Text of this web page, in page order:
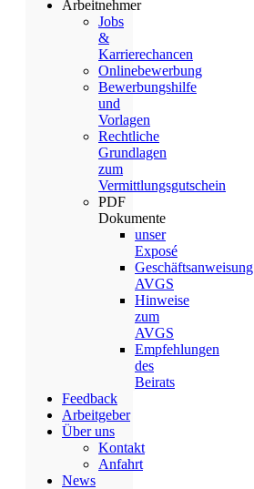
Arbeitnehmer
Jobs
&
Karrierechancen
Onlinebewerbung
Bewerbungshilfe
und
Vorlagen
Rechtliche
Grundlagen
zum
Vermittlungsgutschein
PDF
Dokumente
unser
Exposé
Geschäftsanweisung
AVGS
Hinweise
zum
AVGS
Empfehlungen
des
Beirats
Feedback
Arbeitgeber
Über uns
Kontakt
Anfahrt
News